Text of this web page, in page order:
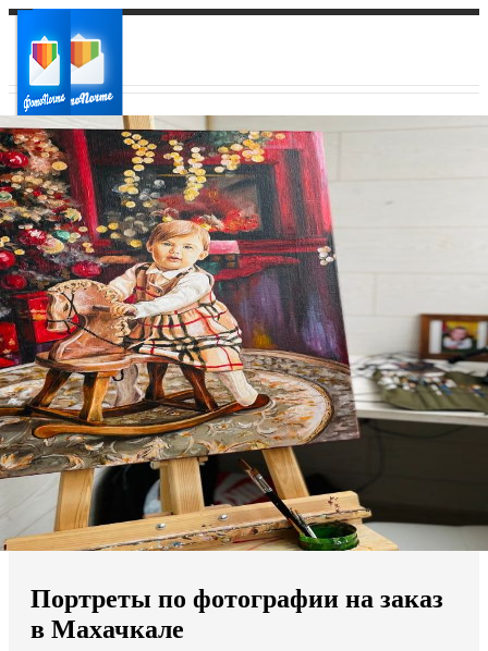
Ваш город:
Ваш регион доставки
Выберите из списка:
Мы доставляем по всему миру
Продолжить без города
Портреты по фотографии на заказ
в Махачкале